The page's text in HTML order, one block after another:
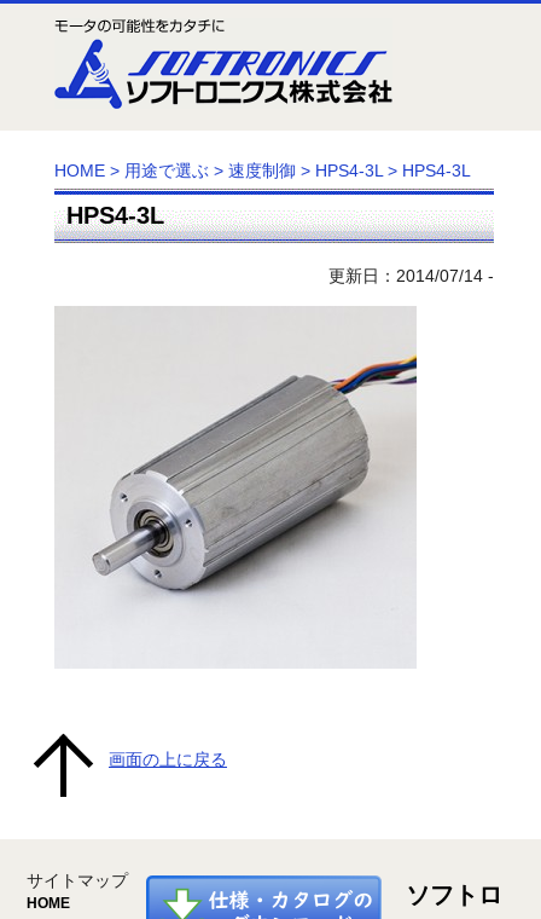
HOME> 用途で選ぶ > 速度制御 > HPS4-3L > HPS4-3L
HPS4-3L
更新日：2014/07/14 -
画面の上に戻る
サイトマップ
HOME
ソフトロ